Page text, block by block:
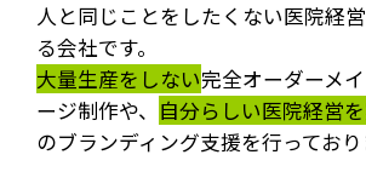
人と同じことをしたくない医院経
る会社です。
大量生産をしない完全オーダーメ
ージ制作や、 自分らしい医院経営
のブランディング支援を行っており